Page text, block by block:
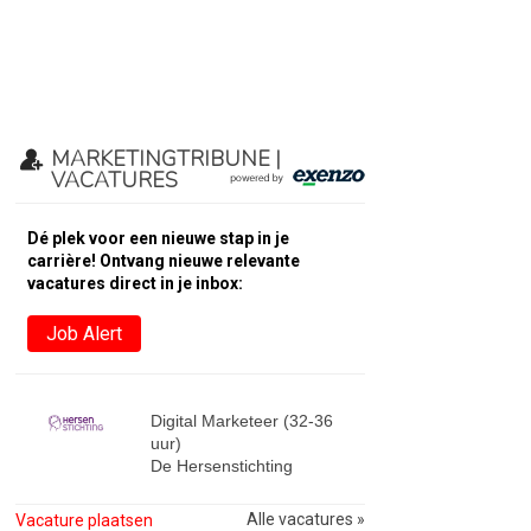
MARKETINGTRIBUNE |
VACATURES
Dé plek voor een nieuwe stap in je
carrière! Ontvang nieuwe relevante
vacatures direct in je inbox:
Job Alert
Digital Marketeer (32-36
uur)
De Hersenstichting
Vacature plaatsen Alle vacatures »